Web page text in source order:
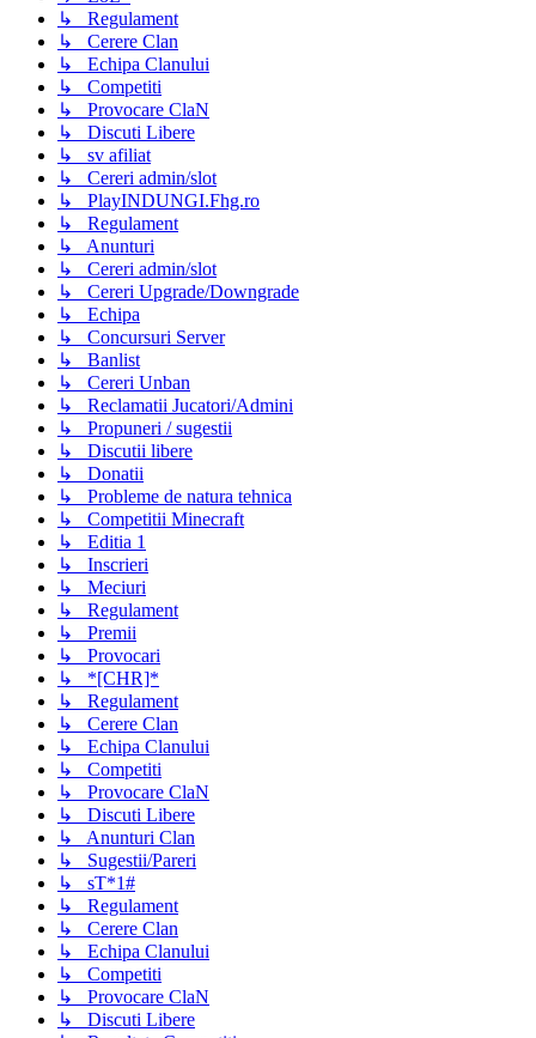
↳ Regulament
↳ Cerere Clan
↳ Echipa Clanului
↳ Competiti
↳ Provocare ClaN
↳ Discuti Libere
↳ sv afiliat
↳ Cereri admin/slot
↳ PlayINDUNGI.Fhg.ro
↳ Regulament
↳ Anunturi
↳ Cereri admin/slot
↳ Cereri Upgrade/Downgrade
↳ Echipa
↳ Concursuri Server
↳ Banlist
↳ Cereri Unban
↳ Reclamatii Jucatori/Admini
↳ Propuneri / sugestii
↳ Discutii libere
↳ Donatii
↳ Probleme de natura tehnica
↳ Competitii Minecraft
↳ Editia 1
↳ Inscrieri
↳ Meciuri
↳ Regulament
↳ Premii
↳ Provocari
↳ *[CHR]*
↳ Regulament
↳ Cerere Clan
↳ Echipa Clanului
↳ Competiti
↳ Provocare ClaN
↳ Discuti Libere
↳ Anunturi Clan
↳ Sugestii/Pareri
↳ sT*1#
↳ Regulament
↳ Cerere Clan
↳ Echipa Clanului
↳ Competiti
↳ Provocare ClaN
↳ Discuti Libere